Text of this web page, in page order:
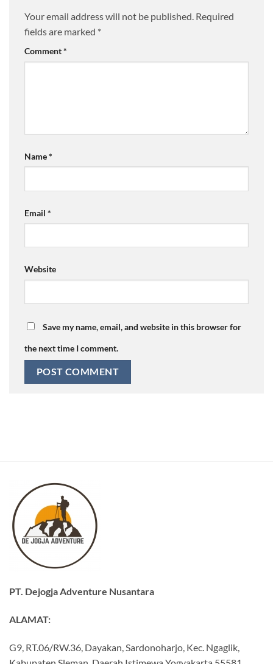
Your email address will not be published. Required
fields are marked *
Comment*
Name*
Email *
Website
Save my name, email, and website in this browser for
the next time I comment.
PT. Dejogja Adventure Nusantara
ALAMAT:
G9, RT.06/RW.36, Dayakan, Sardonoharjo, Kec. Ngaglik,